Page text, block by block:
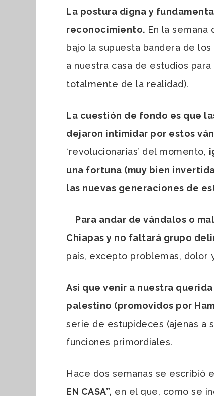
La postura digna y
reconocimiento. En la
bajo la supuesta bandera de
a nuestra casa de estudios
totalmente de la realidad).
La cuestión de fondo es que
dejaron intimidar por estos
‘revolucionarias’ del momento,
una fortuna (muy bien
las nuevas generaciones de
Para andar de vándalos o
Chiapas y no faltará grupo
país, excepto problemas, dolor
Así que venir a nuestra
palestino (promovidos por
serie de estupideces (ajenas a
funciones primordiales.
Hace dos semanas se escribió
EN CASA”, en el que, como se